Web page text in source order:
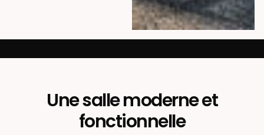
Une salle moderne et
fonctionnelle